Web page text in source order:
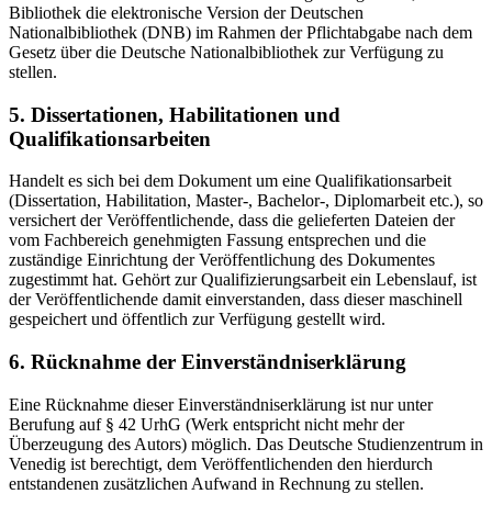
Bibliothek die elektronische Version der Deutschen
Nationalbibliothek (DNB) im Rahmen der Pflichtabgabe nach dem
Gesetz über die Deutsche Nationalbibliothek zur Verfügung zu
stellen.
5. Dissertationen, Habilitationen und
Qualifikationsarbeiten
Handelt es sich bei dem Dokument um eine Qualifikationsarbeit
(Dissertation, Habilitation, Master-, Bachelor-, Diplomarbeit etc.), so
versichert der Veröffentlichende, dass die gelieferten Dateien der
vom Fachbereich genehmigten Fassung entsprechen und die
zuständige Einrichtung der Veröffentlichung des Dokumentes
zugestimmt hat. Gehört zur Qualifizierungsarbeit ein Lebenslauf, ist
der Veröffentlichende damit einverstanden, dass dieser maschinell
gespeichert und öffentlich zur Verfügung gestellt wird.
6. Rücknahme der Einverständniserklärung
Eine Rücknahme dieser Einverständniserklärung ist nur unter
Berufung auf § 42 UrhG (Werk entspricht nicht mehr der
Überzeugung des Autors) möglich. Das Deutsche Studienzentrum in
Venedig ist berechtigt, dem Veröffentlichenden den hierdurch
entstandenen zusätzlichen Aufwand in Rechnung zu stellen.